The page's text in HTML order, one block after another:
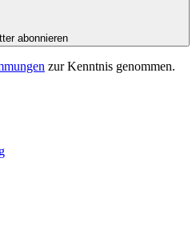
abonnieren
zur Kenntnis genommen.